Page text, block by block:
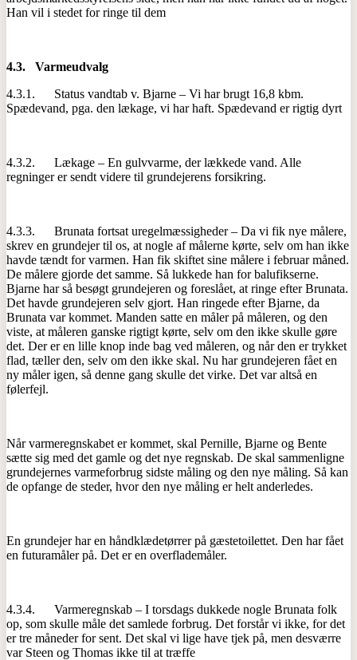
Han vil i stedet for ringe til dem
4.3. Varmeudvalg
4.3.1. Status vandtab v. Bjarne – Vi har brugt 16,8 kbm.
Spædevand, pga. den lækage, vi har haft. Spædevand er rigtig dyrt
4.3.2. Lækage – En gulvvarme, der lækkede vand. Alle
regninger er sendt videre til grundejerens forsikring.
4.3.3. Brunata fortsat uregelmæssigheder – Da vi fik nye målere,
skrev en grundejer til os, at nogle af målerne kørte, selv om han ikke
havde tændt for varmen. Han fik skiftet sine målere i februar måned.
De målere gjorde det samme. Så lukkede han for balufikserne.
Bjarne har så besøgt grundejeren og foreslået, at ringe efter Brunata.
Det havde grundejeren selv gjort. Han ringede efter Bjarne, da
Brunata var kommet. Manden satte en måler på måleren, og den
viste, at måleren ganske rigtigt kørte, selv om den ikke skulle gøre
det. Der er en lille knop inde bag ved måleren, og når den er trykket
flad, tæller den, selv om den ikke skal. Nu har grundejeren fået en
ny måler igen, så denne gang skulle det virke. Det var altså en
følerfejl.
Når varmeregnskabet er kommet, skal Pernille, Bjarne og Bente
sætte sig med det gamle og det nye regnskab. De skal sammenligne
grundejernes varmeforbrug sidste måling og den nye måling. Så kan
de opfange de steder, hvor den nye måling er helt anderledes.
En grundejer har en håndklædetørrer på gæstetoilettet. Den har fået
en futuramåler på. Det er en overflademåler.
4.3.4. Varmeregnskab – I torsdags dukkede nogle Brunata folk
op, som skulle måle det samlede forbrug. Det forstår vi ikke, for det
er tre måneder for sent. Det skal vi lige have tjek på, men desværre
var Steen og Thomas ikke til at træffe